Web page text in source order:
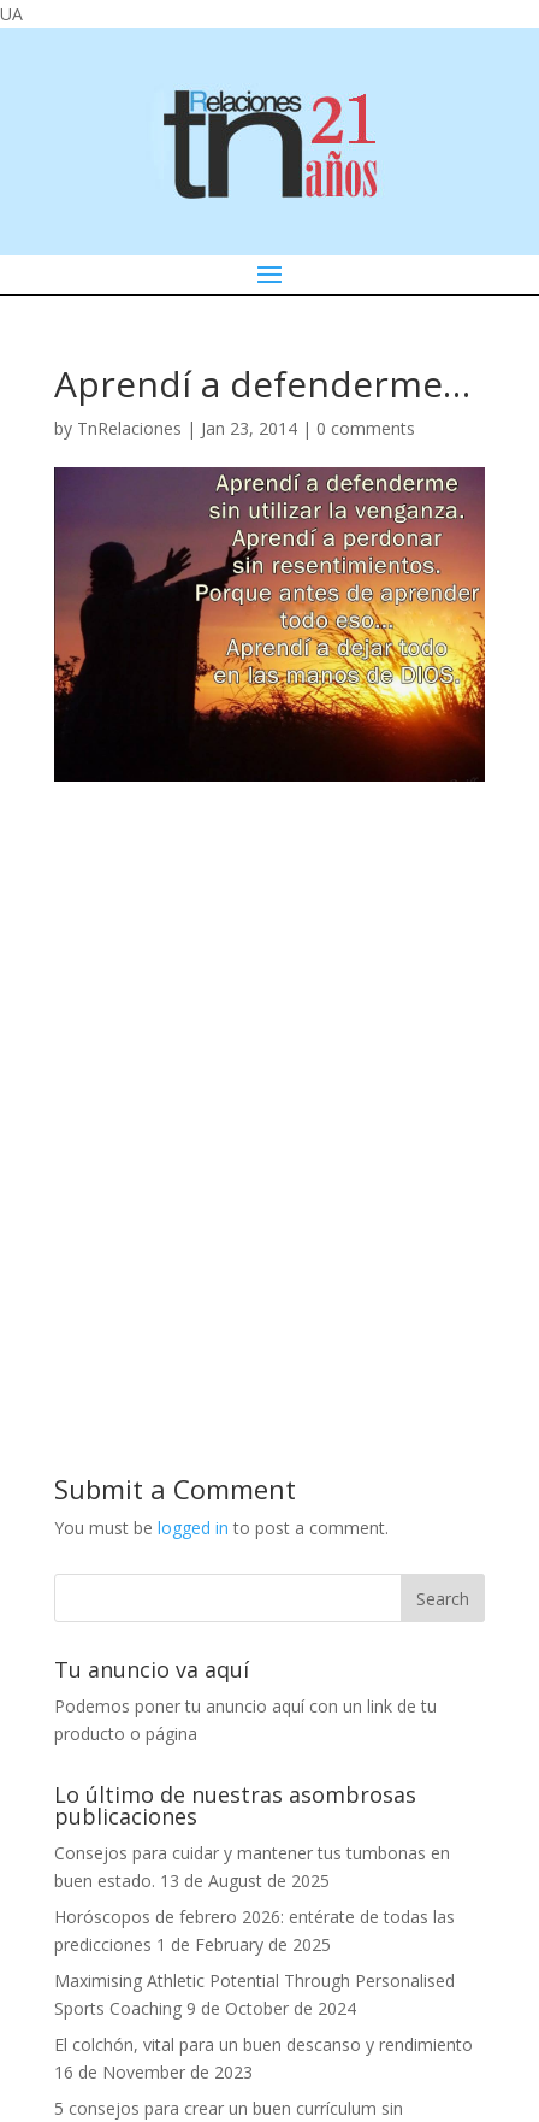
UA
Aprendí a defenderme…
by TnRelaciones | Jan 23, 2014| 0 comments
Submit a Comment
You must be logged in to post a comment.
Tu anuncio va aquí
Podemos poner tu anuncio aquí con un link de tu
producto o página
Lo último de nuestras asombrosas
publicaciones
Consejos para cuidar y mantener tus tumbonas en
buen estado. 13 de August de 2025
Horóscopos de febrero 2026: entérate de todas las
predicciones 1 de February de 2025
Maximising Athletic Potential Through Personalised
Sports Coaching 9 de October de 2024
El colchón, vital para un buen descanso y rendimiento
16 de November de 2023
5 consejos para crear un buen currículum sin